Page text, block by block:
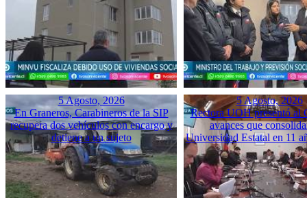
5 Agosto, 2026
En Graneros, Carabineros de la SIP
recupera dos vehículos con encargo y
detiene a un sujeto
5 Agosto, 2026
Rectora UOH presentó al
avances que
Universidad Estatal en 11